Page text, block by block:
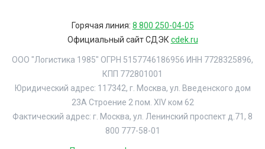
Горячая линия: 8 800 250-04-05
Официальный сайт СДЭК cdek.ru
ООО "Логистика 1985" ОГРН 5157746186956 ИНН 7728325896,
КПП 772801001
Юридический адрес: 117342, г. Москва, ул. Введенского дом
23А Строение 2 пом. XIV ком 62
Фактический адрес: г. Москва, ул. Ленинский проспект д.71, 8
800 777-58-01